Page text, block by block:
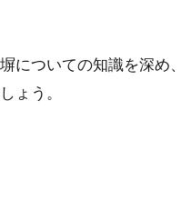
についての知識を深め
ょう。